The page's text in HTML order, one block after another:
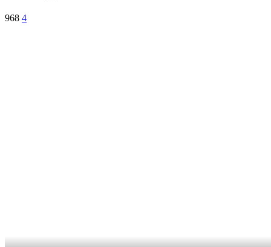
968 4